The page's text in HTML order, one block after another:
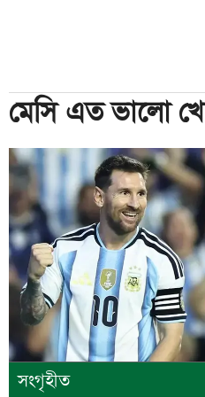
মেসি এত ভালো
সংগৃহীত